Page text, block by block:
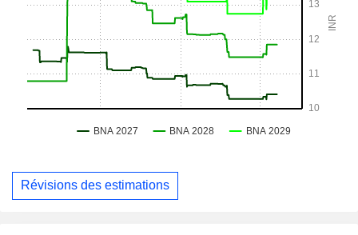
Révisions des estimations